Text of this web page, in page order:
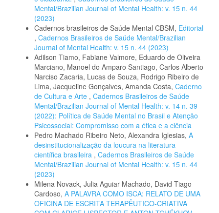
Mental/Brazilian Journal of Mental Health: v. 15 n. 44
(2023)
Cadernos brasileiros de Saúde Mental CBSM, Editorial
, Cadernos Brasileiros de Saúde Mental/Brazilian
Journal of Mental Health: v. 15 n. 44 (2023)
Adilson Tiamo, Fabiane Valmore, Eduardo de Oliveira
Marciano, Manoel do Amparo Santiago, Carlos Alberto
Narciso Zacaria, Lucas de Souza, Rodrigo Ribeiro de
Lima, Jacqueline Gonçalves, Amanda Costa, Caderno
de Cultura e Arte , Cadernos Brasileiros de Saúde
Mental/Brazilian Journal of Mental Health: v. 14 n. 39
(2022): Política de Saúde Mental no Brasil e Atenção
Psicossocial: Compromisso com a ética e a ciência
Pedro Machado Ribeiro Neto, Alexandra Iglesias, A
desinstitucionalização da loucura na literatura
científica brasileira , Cadernos Brasileiros de Saúde
Mental/Brazilian Journal of Mental Health: v. 15 n. 44
(2023)
Milena Novack, Julia Aguiar Machado, David Tiago
Cardoso, A PALAVRA COMO ISCA: RELATO DE UMA
OFICINA DE ESCRITA TERAPÊUTICO-CRIATIVA